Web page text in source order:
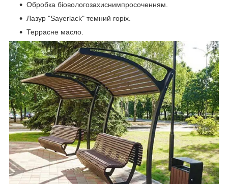
Обробка біовологозахиснимпросоченням.
Лазур "Sayerlack" темний горіх.
Террасне масло.